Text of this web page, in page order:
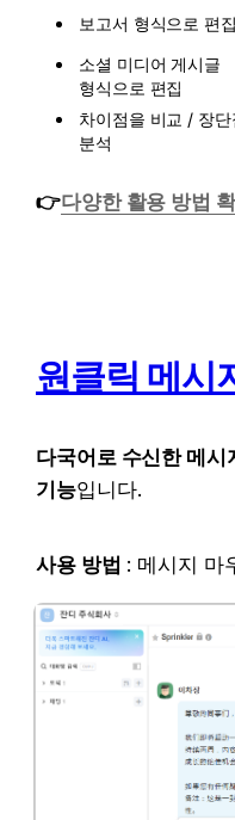
보고서 형식으로 편집
소셜 미디어 게시글
형식으로 편집
차이점을 비교 / 장단
분석
👉다양한 활용 방법
원클릭 메시
다국어로 수신한 메
기능입니다.
사용 방법 : 메시지 마